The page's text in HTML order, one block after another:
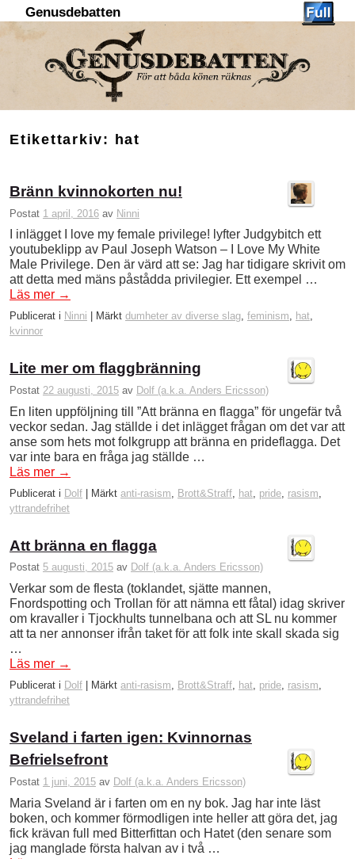
Genusdebatten
Etikettarkiv: hat
Bränn kvinnokorten nu!
Postat 1 april, 2016 av Ninni
I inlägget I love my female privilege! lyfter Judgybitch ett
youtubeklipp av Paul Joseph Watson – I Love My White
Male Privilege. Den är värd att se: Jag har tidigare skrivit om
att detta med mäns påstådda privilegier. Ett exempel …
Läs mer →
Publicerat i Ninni Märkt dumheter av diverse slag, feminism, hat,
kvinnor
Lite mer om flaggbränning
Postat 22 augusti, 2015 av Dolf (a.k.a. Anders Ericsson)
En liten uppföljning till ”Att bränna en flagga” för ungefär två
veckor sedan. Jag ställde i det inlägget frågan om det var att
anse som hets mot folkgrupp att bränna en prideflagga. Det
var inte bara en fråga jag ställde …
Läs mer →
Publicerat i Dolf Märkt anti-rasism Brott&Straff hat pride rasism
yttrandefrihet
Att bränna en flagga
Postat 5 augusti, 2015 av Dolf (a.k.a. Anders Ericsson)
Verkar som de flesta (toklandet, sjätte mannen,
Fnordspotting och Trollan för att nämna ett fåtal) idag skriver
om kravaller i Tjockhults tunnelbana och att SL nu kommer
att ta ner annonser ifrån taket för att folk inte skall skada sig
…
Läs mer →
Publicerat i Dolf Märkt anti-rasism, Brott&Straff, hat, pride, rasism,
yttrandefrihet
Sveland i farten igen: Kvinnornas
Befrielsefront
Postat 1 juni, 2015 av Dolf (a.k.a. Anders Ericsson)
Maria Sveland är i farten om en ny bok. Jag har inte läst
boken, och kommer förmodligen inte heller att göra det, jag
fick krävan full med Bitterfittan och Hatet (den senare som
jag manglade första halvan av i två …